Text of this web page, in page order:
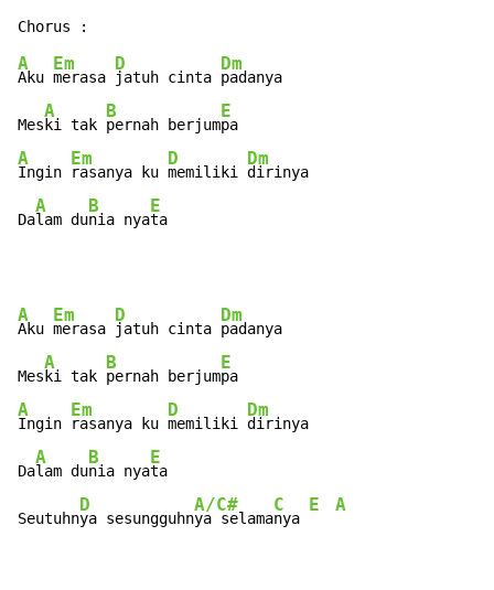
A
Aku
Em
merasa
D
jatuh cinta
Dm
padanya
Mes
A
ki tak
B
pernah berjum
E
A
Ingin
Em
rasanya ku
D
memiliki
Dm
dirinya
Da
A
lam du
B
nia nya
E
ta
A
Aku
Em
merasa
D
jatuh cinta
Dm
padanya
Mes
A
ki tak
B
pernah berjum
E
A
Ingin
Em
rasanya ku
D
memiliki
Dm
dirinya
Da
A
lam du
B
nia nya
E
ta
Seutuhn
D
ya sesungguhn
A/C#
ya selama
C
nya
E A